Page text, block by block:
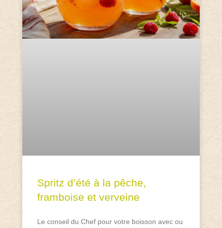
Spritz d’été à la pêche,
framboise et verveine
Le conseil du Chef pour votre boisson avec ou